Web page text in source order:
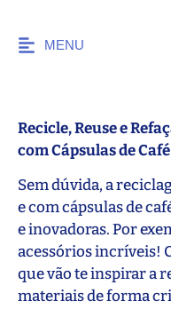
MENU
Recicle, Reuse e
com Cápsulas de
Sem dúvida, a
e com cápsulas de
e inovadoras. Por
acessórios incríveis!
que vão te inspirar a
materiais de forma